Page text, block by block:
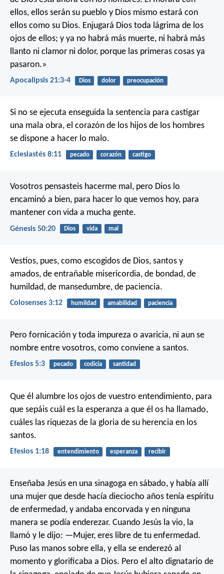
ellos, ellos serán su pueblo y Dios mismo estará con
ellos como su Dios. Enjugará Dios toda lágrima de los
ojos de ellos; y ya no habrá más muerte, ni habrá más
llanto ni clamor ni dolor, porque las primeras cosas ya
pasaron.»
Apocalipsis 21:3-4 Dios dolor preocupación
Si no se ejecuta enseguida la sentencia para castigar
una mala obra, el corazón de los hijos de los hombres
se dispone a hacer lo malo.
Eclesiastés 8:11 pecado corazón castigo
Vosotros pensasteis hacerme mal, pero Dios lo
encaminó a bien, para hacer lo que vemos hoy, para
mantener con vida a mucha gente.
Génesis 50:20 Dios vida mal
Vestíos, pues, como escogidos de Dios, santos y
amados, de entrañable misericordia, de bondad, de
humildad, de mansedumbre, de paciencia.
Colosenses 3:12 humildad amabilidad paciencia
Pero fornicación y toda impureza o avaricia, ni aun se
nombre entre vosotros, como conviene a santos.
Efesios 5:3 pecado codicia santidad
Que él alumbre los ojos de vuestro entendimiento, para
que sepáis cuál es la esperanza a que él os ha llamado,
cuáles las riquezas de la gloria de su herencia en los
santos.
Efesios 1:18 entendimiento esperanza recibir
Enseñaba Jesús en una sinagoga en sábado, y había allí
una mujer que desde hacía dieciocho años tenía espíritu
de enfermedad, y andaba encorvada y en ninguna
manera se podía enderezar. Cuando Jesús la vio, la
llamó y le dijo: —Mujer, eres libre de tu enfermedad.
Puso las manos sobre ella, y ella se enderezó al
momento y glorificaba a Dios. Pero el alto dignatario de